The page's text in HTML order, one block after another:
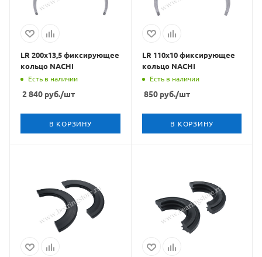
LR 200x13,5 фиксирующее
кольцо NACHI
Есть в наличии
2 840 руб./шт
В КОРЗИНУ
LR 110x10 фиксирующее
кольцо NACHI
Есть в наличии
850руб./шт
В КОРЗИНУ